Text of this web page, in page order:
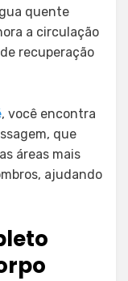
quente
a circulação
recuperação
, você encontra
que
áreas mais
ajudando